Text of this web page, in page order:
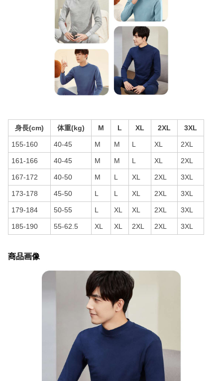
身長(cm) 体重(kg) M L XL 2XL 3XL
155-160 40-45 M M L XL 2XL
161-166 40-45 M M L XL 2XL
167-172 40-50 M L XL 2XL 3XL
173-178 45-50 L L XL 2XL 3XL
179-184 50-55 L XL XL 2XL 3XL
185-190 55-62.5 XL XL 2XL 2XL 3XL
商品画像